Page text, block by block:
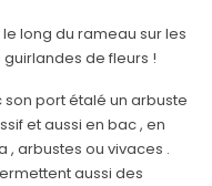
long du rameau sur les
de fleurs !
port étalé un arbuste
et aussi en bac , en
arbustes ou vivaces .
aussi des